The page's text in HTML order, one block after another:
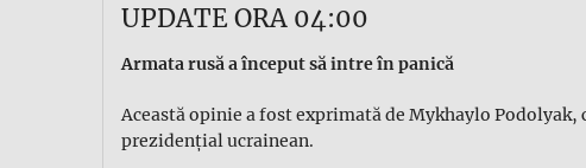
UPDATE ORA 04:00
Armata rusă a început să intre în panică
Această opinie a fost exprimată de Mykhaylo
prezidențial ucrainean.